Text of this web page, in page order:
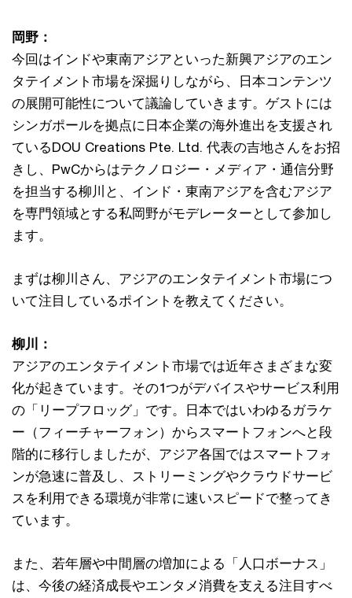
岡野：
今回はインドや東南アジアといった新興アジアのエン
タテイメント市場を深掘りしながら、日本コンテンツ
の展開可能性について議論していきます。ゲストには
シンガポールを拠点に日本企業の海外進出を支援され
ているDOU Creations Pte. Ltd. 代表の吉地さんをお招
きし、PwCからはテクノロジー・メディア・通信分野
を担当する柳川と、インド・東南アジアを含むアジア
を専門領域とする私岡野がモデレーターとして参加し
ます。
まずは柳川さん、アジアのエンタテイメント市場につ
いて注目しているポイントを教えてください。
柳川：
アジアのエンタテイメント市場では近年さまざまな変
化が起きています。その1つがデバイスやサービス利用
の「リープフロッグ」です。日本ではいわゆるガラケ
ー（フィーチャーフォン）からスマートフォンへと段
階的に移行しましたが、アジア各国ではスマートフォ
ンが急速に普及し、ストリーミングやクラウドサービ
スを利用できる環境が非常に速いスピードで整ってき
ています。
また、若年層や中間層の増加による「人口ボーナス」
は、今後の経済成長やエンタメ消費を支える注目すべ